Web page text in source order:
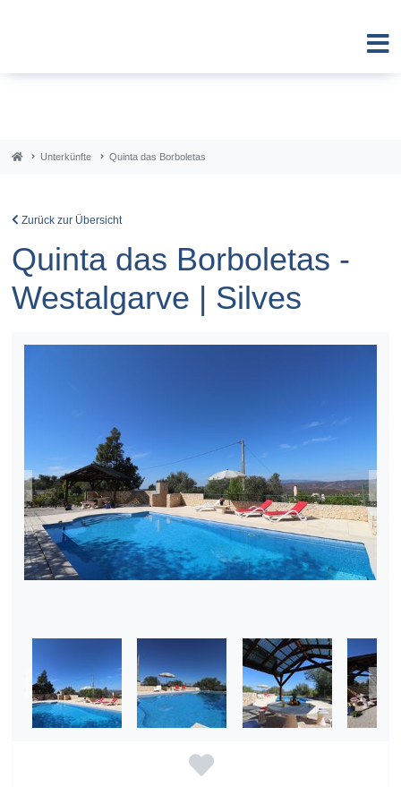
Unterkünfte Quinta das Borboletas
Zurück zur Übersicht
Quinta das Borboletas -
Westalgarve | Silves